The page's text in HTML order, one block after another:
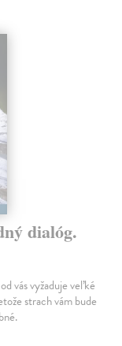
dialóg.
vás vyžaduje veľké
strach vám bude